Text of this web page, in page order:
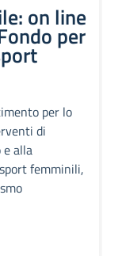
on line
per
per lo
di
e alla
femminili,